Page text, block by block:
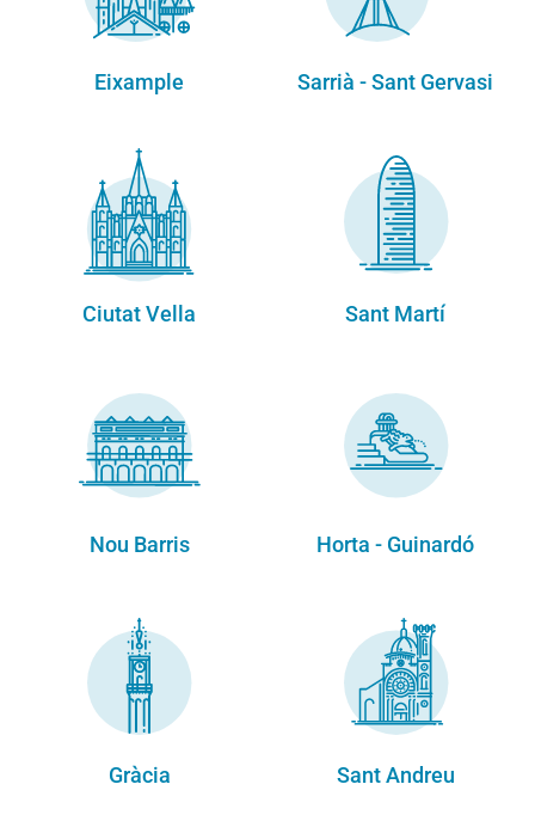
Eixample Sarrià - Sant Gervasi
Ciutat Vella Sant Martí
Nou Barris Horta - Guinardó
Gràcia Sant Andreu